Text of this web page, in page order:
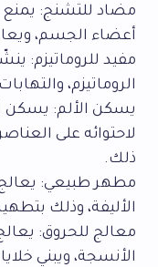
مضاد للتشنج:
أعضاء الجسم،
مفيد للروماتيزم:
الروماتيزم،
يسكن الألم: يسكن
لاحتوائه على
ذلك.
مطهر طبيعي:
الأليفة، وذلك
معالج للحروق:
الأنسجة، ويبني